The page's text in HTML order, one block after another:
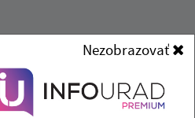
Nezobrazovať